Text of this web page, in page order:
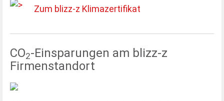
Zum blizz-z Klimazertifikat
CO2-Einsparungen am blizz-z
Firmenstandort